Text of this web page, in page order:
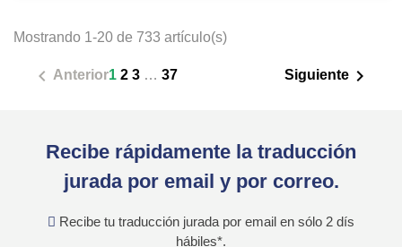
Mostrando 1-20 de 733 artículo(s)
 Anterior1 2 3 … 37 Siguiente 
Recibe rápidamente la traducción
jurada por email y por correo.
Recibe tu traducción jurada por email en sólo 2 dís
hábiles*.